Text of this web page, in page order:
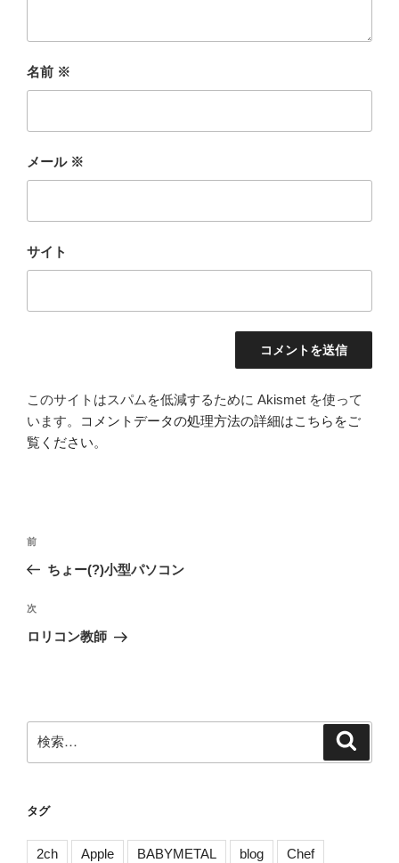
名前 ※
メール ※
サイト
このサイトはスパムを低減するために Akismet を使って
います。
コメントデータの処理方法の詳細はこちらをご
覧ください。
投
ビ
ゲ
ン
前
の
稿
前
ちょー(?)小型パソコン
次
の
次
ロリコン教師
索:
タグ
2ch Apple BABYMETAL blog Chef